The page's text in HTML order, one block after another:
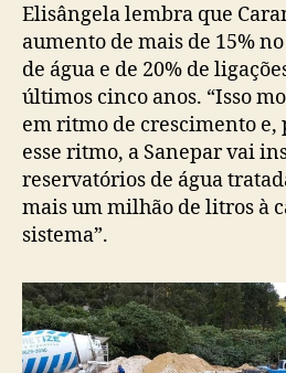
Elisângela lembra que
aumento de mais de 15%
de água e de 20% de
últimos cinco anos. “Isso
em ritmo de crescimento e,
esse ritmo, a Sanepar vai
reservatórios de água
mais um milhão de litros à
sistema”.